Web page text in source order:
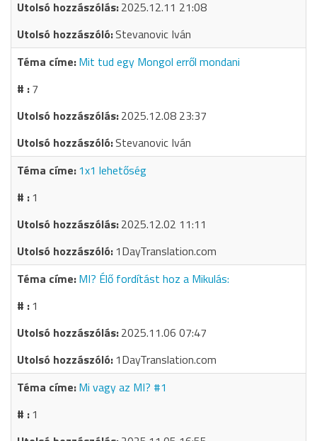
2025.12.11 21:08
Stevanovic Iván
Mit tud egy Mongol erről mondani
7
2025.12.08 23:37
Stevanovic Iván
1x1 lehetőség
1
2025.12.02 11:11
1DayTranslation.com
MI? Élő fordítást hoz a Mikulás:
1
2025.11.06 07:47
1DayTranslation.com
Mi vagy az MI? #1
1